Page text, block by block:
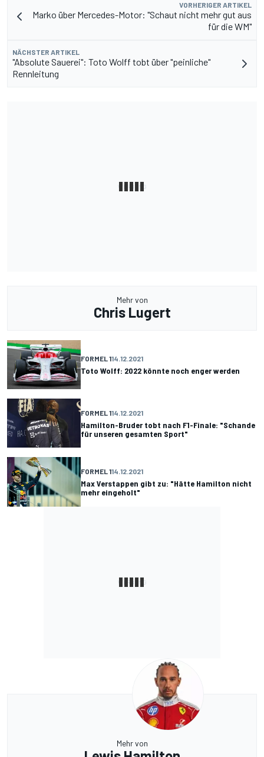
VORHERIGER ARTIKEL
Marko über Mercedes-Motor: "Schaut nicht mehr gut aus
für die WM"
NÄCHSTER ARTIKEL
"Absolute Sauerei": Toto Wolff tobt über "peinliche"
Rennleitung
Mehr von
Chris Lugert
FORMEL 114.12.2021
Toto Wolff: 2022 könnte noch enger werden
FORMEL 114.12.2021
Hamilton-Bruder tobt nach F1-Finale: "Schande
für unseren gesamten Sport"
FORMEL 114.12.2021
Max Verstappen gibt zu: "Hätte Hamilton nicht
mehr eingeholt"
Mehr von